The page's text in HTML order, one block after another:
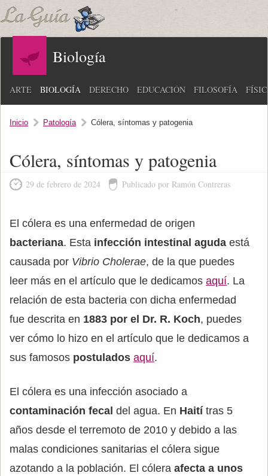
Biología
ARTE BIOLOGÍA DERECHO EDUCACIÓN FILOSOFÍA
Inicio Patología Cólera, síntomas y patogenia
Cólera, síntomas y patogenia
29 de febrero de 2024 Publicado por Ramón Contreras
El cólera es una enfermedad de origen
bacteriana. Esta infección intestinal aguda está
causada por Vibrio Cholerae, de la que puedes
leer más en el artículo que le dedicamos aquí. La
relación de esta bacteria con dicha enfermedad
fue descrita en 1883 por el Dr. R. Koch, puedes
ver cómo lo hizo en el artículo que le dedicamos a
sus famosos postulados aquí.
El cólera es una infección asociado a
contaminación fecal del agua. En Haití tras 5
años desde el terremoto de 2010 y debido a las
malas condiciones sanitarias el cólera sigue
azotando a la población. El cólera afecta a unos